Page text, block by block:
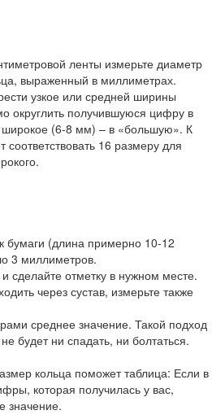
ленты измерьте диаметр
выраженный в миллиметрах.
узкое или средней ширины
округлить получившуюся цифру в
(6-8 мм) – в «большую». К
16 размеру для
бумаги (длина примерно 10-12
3 миллиметров.
сделайте отметку в нужном месте.
через сустав, измерьте также
среднее значение. Такой подход
будет ни спадать, ни болтаться.
кольца поможет таблица: Если в
которая получилась у вас,
значение.